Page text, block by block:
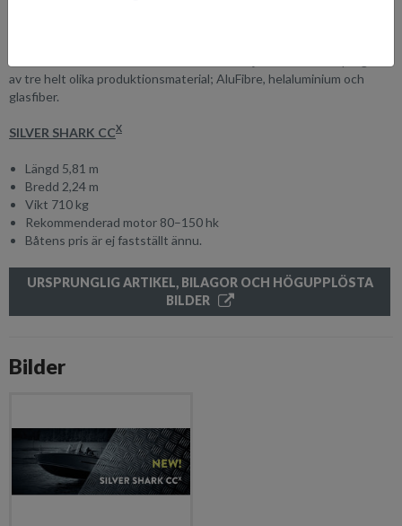
av tre helt olika produktionsmaterial; AluFibre, helaluminium och
glasfiber.
SILVER SHARK CCX
Längd 5,81 m
Bredd 2,24 m
Vikt 710 kg
Rekommenderad motor 80–150 hk
Båtens pris är ej fastställt ännu.
URSPRUNGLIG ARTIKEL, BILAGOR OCH HÖGUPPLÖSTA
BILDER
Bilder